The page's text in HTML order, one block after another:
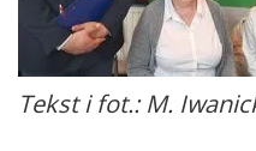
Tekst i fot.: M.